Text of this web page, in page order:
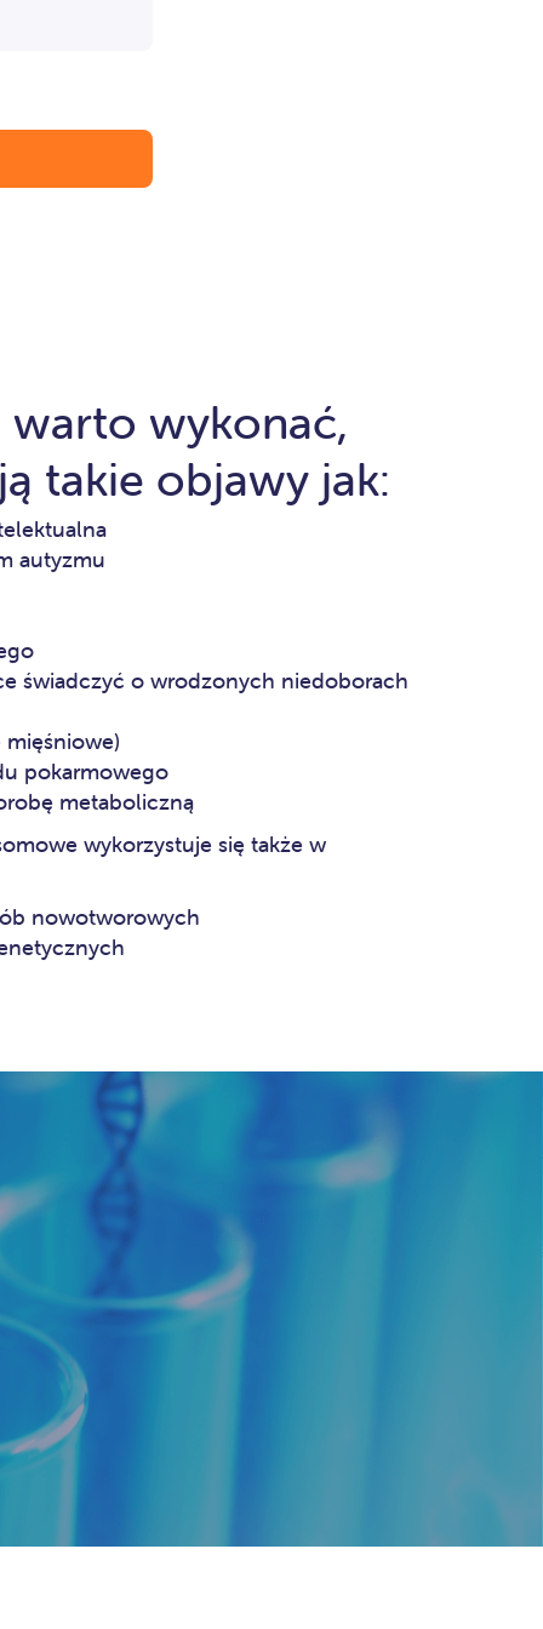
warto wykonać,
takie objawy jak:
autyzmu
świadczyć o wrodzonych niedoborach
pokarmowego
metaboliczną
wykorzystuje się także w
nowotworowych